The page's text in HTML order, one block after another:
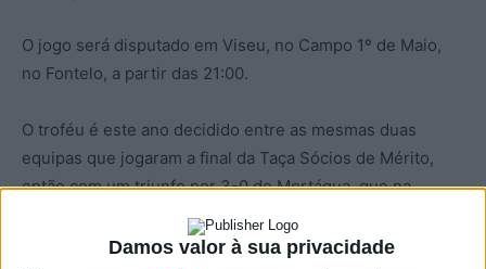
Damos valor à sua privacidade
O jogo será disputado em Viseu, no Campo 1º de Maio,
no Fontelo, a partir das 21:00.
O troféu é este ano decidido entre as mesmas duas
equipas que jogaram a final da Taça Sócios de Mérito,
então com um triunfo por 3-0 do Mortágua, que na
ocasião fez a ‘dobradinha’ ao juntar a Taça ao título de
Campeão Distrital de Viseu.